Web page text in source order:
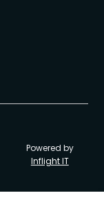
Powered by
Inflight IT